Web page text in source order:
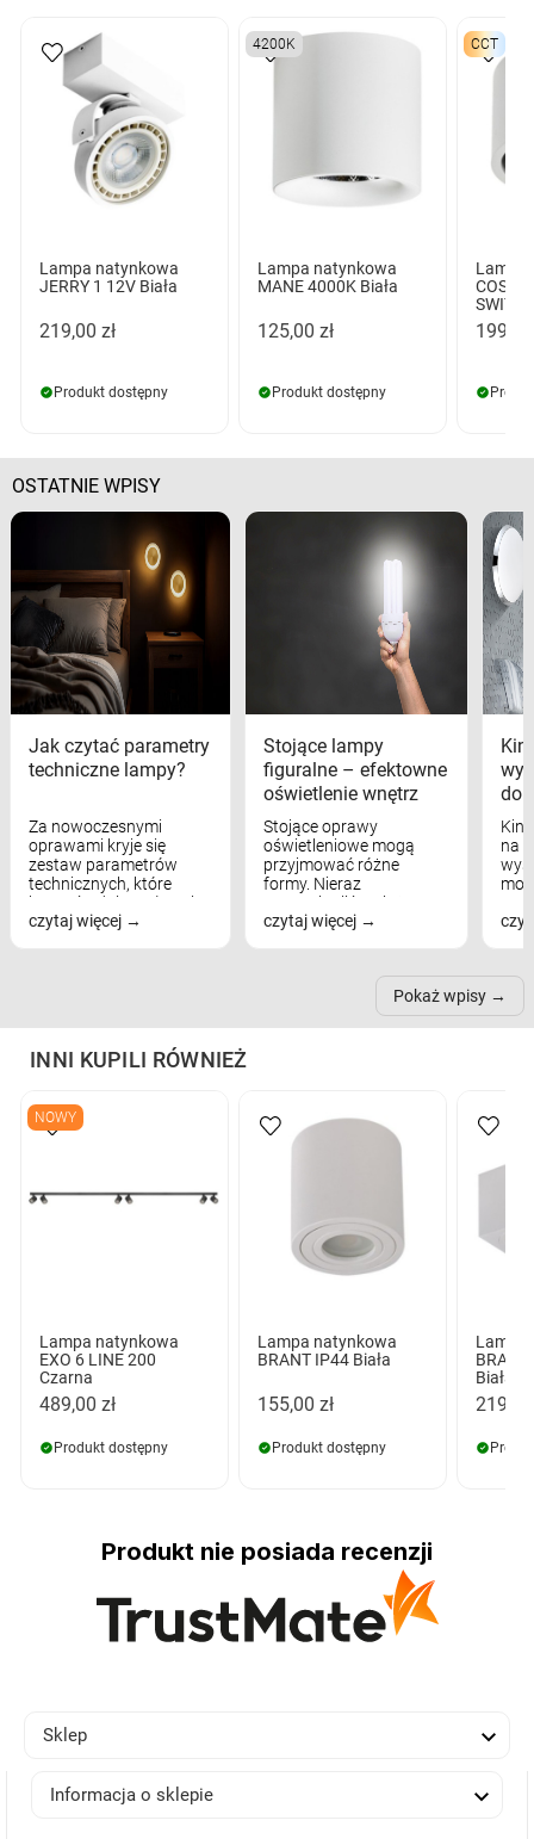
Lampa natynkowa
JERRY 1 12V Biała
219,00 zł
Produkt dostępny
4200K
Lampa natynkowa
MANE 4000K Biała
125,00 zł
Produkt dostępny
CCT
Lampa
COSTA
199,00
OSTATNIE WPISY
Jak czytać parametry
techniczne lampy?
Za nowoczesnymi
oprawami kryje się
zestaw parametrów
technicznych, które
bezpośrednio wpływają
na komfort widzenia,
czytaj więcej
Stojące lampy
figuralne – efektowne
oświetlenie wnętrz
Stojące oprawy
oświetleniowe mogą
przyjmować różne
formy. Nieraz
wspominaliśmy już
modele na łukowych
nich może przydać się w
czytaj więcej
na
Pokaż wpisy
INNI KUPILI RÓWNIEŻ
NOWY
Lampa natynkowa
EXO 6 LINE 200
Czarna
489,00 zł
Produkt dostępny
Lampa natynkowa
BRANT IP44 Biała
155,00 zł
Produkt dostępny
Lampa
BRANT
Biała
219,00
Produkt nie posiada recenzji
Sklep 
Informacja o sklepie 